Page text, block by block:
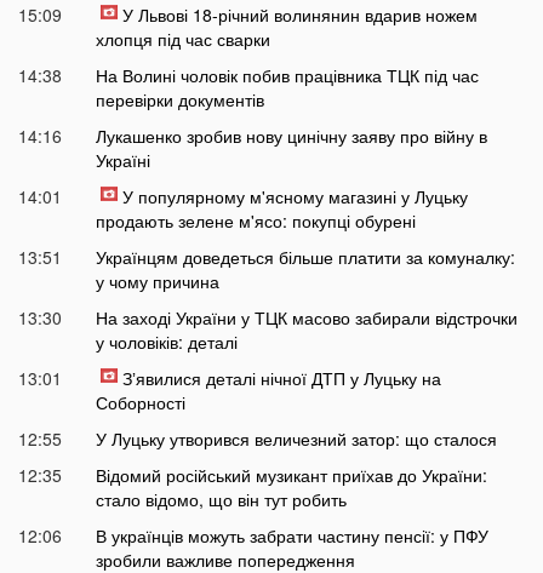
15:09
У Львові 18-річний волинянин вдарив ножем
хлопця під час сварки
14:38
На Волині чоловік побив працівника ТЦК під час
перевірки документів
14:16
Лукашенко зробив нову цинічну заяву про війну в
Україні
14:01
У популярному м'ясному магазині у Луцьку
продають зелене м'ясо: покупці обурені
13:51
Українцям доведеться більше платити за комуналку:
у чому причина
13:30
На заході України у ТЦК масово забирали відстрочки
у чоловіків: деталі
13:01
Зʼявилися деталі нічної ДТП у Луцьку на
Соборності
12:55
У Луцьку утворився величезний затор: що сталося
12:35
Відомий російський музикант приїхав до України:
стало відомо, що він тут робить
12:06
В українців можуть забрати частину пенсії: у ПФУ
зробили важливе попередження